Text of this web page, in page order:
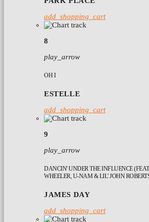
add_shopping_cart
8
play_arrow
OH I
ESTELLE
add_shopping_cart
9
play_arrow
DANCIN' UNDER THE INFLUENCE
WHEELER, U-NAM & LIL' JOHN
JAMES DAY
add_shopping_cart